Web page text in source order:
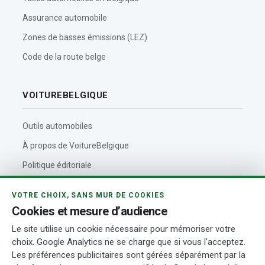
Assurance automobile
Zones de basses émissions (LEZ)
Code de la route belge
VOITUREBELGIQUE
Outils automobiles
À propos de VoitureBelgique
Politique éditoriale
Rédaction et auteurs
Transparence
VOTRE CHOIX, SANS MUR DE COOKIES
Cookies et mesure d’audience
Le site utilise un cookie nécessaire pour mémoriser votre
choix. Google Analytics ne se charge que si vous l’acceptez.
Les préférences publicitaires sont gérées séparément par la